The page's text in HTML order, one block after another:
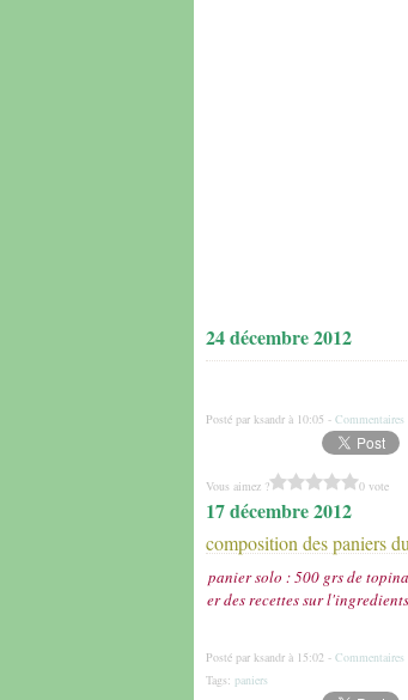
24 décembre 2012
Posté par ksandr à 10:05 - Commentaires
Vous aimez ? 0 vote
17 décembre 2012
composition des paniers
panier solo : 500 grs de
er des recettes sur
Posté par ksandr à 15:02 - Commentaires
Tags: paniers